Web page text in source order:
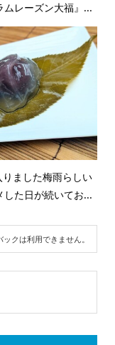
ムレーズン大福』...
りました梅雨らしい
した日が続いてお...
ックは利用できません。